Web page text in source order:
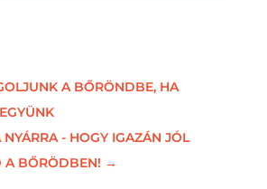
A BŐRÖNDBE, HA
NYÁRRA - HOGY IGAZÁN JÓL
A BŐRÖDBEN! →